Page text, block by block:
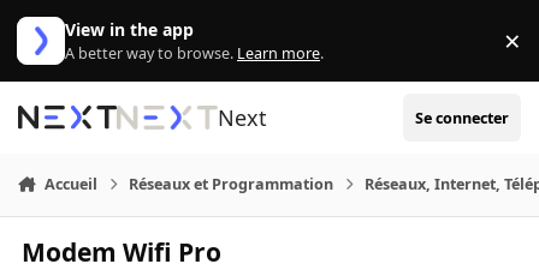
Aller au contenu
View in the app
A better way to browse. Learn more. ×
Next Se connecter
Accueil Réseaux et Programmation Réseaux, Internet,
Modem Wifi Pro